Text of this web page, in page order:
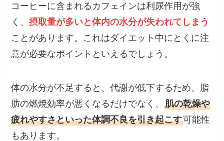
コーヒーに含まれるカフェインは利尿作用が強
く、摂取量が多いと体内の水分が失われてしまう
ことがあります。これはダイエット中にとくに注
意が必要なポイントといえるでしょう。
体の水分が不足すると、代謝が低下するため、脂
肪の燃焼効率が悪くなるだけでなく、肌の乾燥や
疲れやすさといった体調不良を引き起こす可能性
もあります。